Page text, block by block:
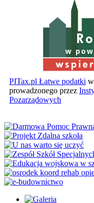
w
PITax.pl Łatwe podatki
prowadzonego przez
Pozarządowych